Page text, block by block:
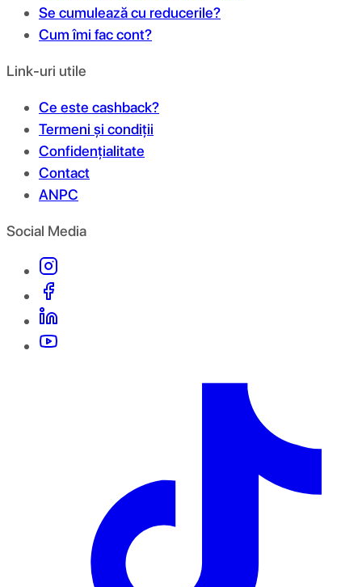
Se cumulează cu reducerile?
Cum îmi fac cont?
Link-uri utile
Ce este cashback?
Termeni și condiții
Confidențialitate
Contact
ANPC
Social Media